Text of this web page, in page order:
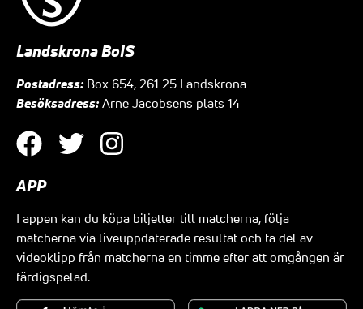
Landskrona BoIS
Postadress: Box 654, 261 25 Landskrona
Besöksadress: Arne Jacobsens plats 14
APP
I appen kan du köpa biljetter till matcherna, följa
matcherna via liveuppdaterade resultat och ta del av
videoklipp från matcherna en timme efter att omgången är
färdigspelad.